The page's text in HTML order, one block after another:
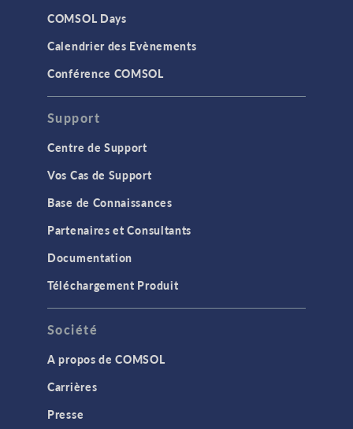
COMSOL Days
Calendrier des Evènements
Conférence COMSOL
Support
Centre de Support
Vos Cas de Support
Base de Connaissances
Partenaires et Consultants
Documentation
Téléchargement Produit
Société
A propos de COMSOL
Carrières
Presse